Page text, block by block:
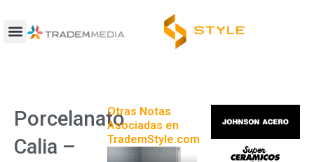
contenido
Porcelanato
Calia –
Otras Notas
Asociadas en
TrademStyle.com